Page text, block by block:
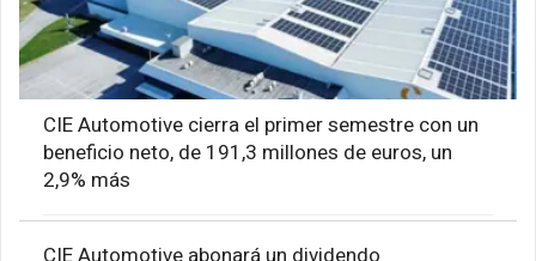
CIE Automotive cierra el primer semestre con un
beneficio neto, de 191,3 millones de euros, un
2,9% más